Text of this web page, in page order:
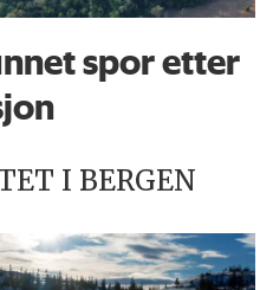
spor etter
I BERGEN